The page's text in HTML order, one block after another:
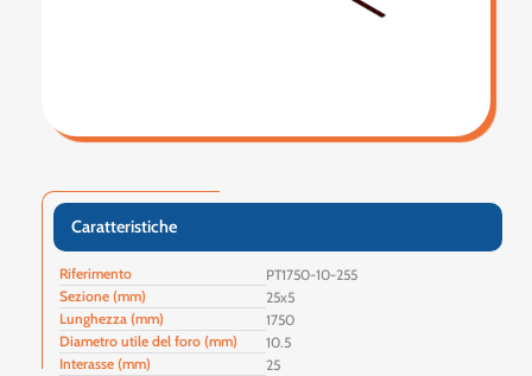
Caratteristiche
Riferimento
PT1750-10-255
Sezione (mm)
25x5
Lunghezza (mm)
1750
Diametro utile del foro (mm)
10.5
Interasse (mm)
25